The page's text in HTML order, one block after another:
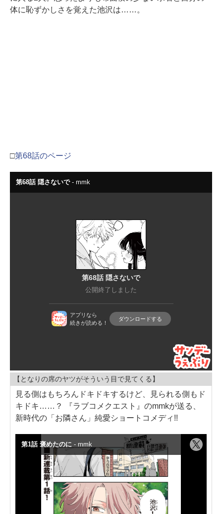
体に恥ずかしさを覚えた池沢は……。
□第68話のページ
【となりの席のヤツがそういう目で見てくる】
見る側はもちろんドキドキするけど、見られる側もド
キドキ……？ 『ラブコメクエスト』のmmkが送る、
新時代の「お隣さん」純愛ショートコメディ!!